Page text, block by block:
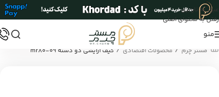
عبور به ناوبری
رفتن به محتوای اصلی
منو
مستر چرم / محصولات اقتصادی / کیف آرایشی دو دسته mr80-09